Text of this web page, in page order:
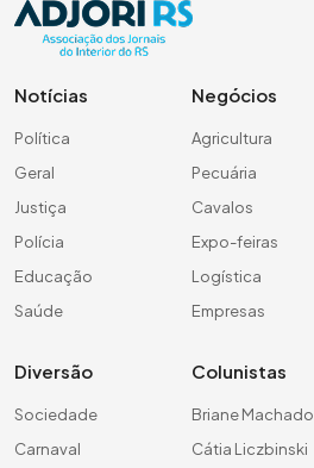
Notícias
Política
Geral
Justiça
Polícia
Educação
Saúde
Negócios
Agricultura
Pecuária
Cavalos
Expo-feiras
Logística
Empresas
Diversão
Sociedade
Carnaval
Colunistas
Briane Machado
Cátia Liczbinski